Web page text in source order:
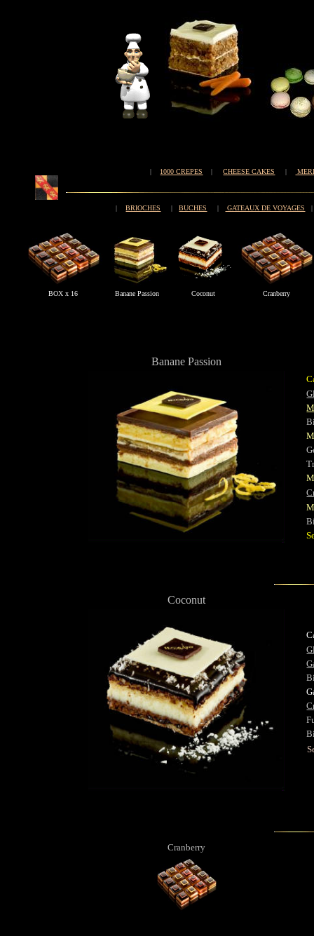
| 1000 CREPES | CHEESE CAKES |
| BRIOCHES | BUCHES | GATEAUX DE VOYAGES |
BOX x 16 Banane Passion Coconut Cranberry
Banane Passion
Coconut
Cranberry